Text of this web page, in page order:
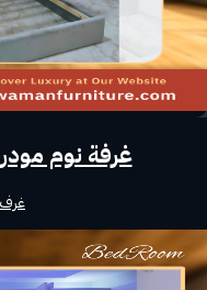
غرفة نوم